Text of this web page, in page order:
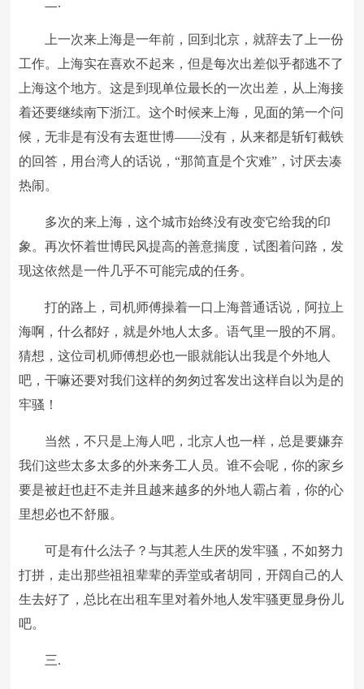
二.
上一次来上海是一年前，回到北京，就辞去了上一份
工作。上海实在喜欢不起来，但是每次出差似乎都逃不了
上海这个地方。这是到现单位最长的一次出差，从上海接
着还要继续南下浙江。这个时候来上海，见面的第一个问
候，无非是有没有去逛世博——没有，从来都是斩钉截铁
的回答，用台湾人的话说，“那简直是个灾难”，讨厌去凑
热闹。
多次的来上海，这个城市始终没有改变它给我的印
象。再次怀着世博民风提高的善意揣度，试图着问路，发
现这依然是一件几乎不可能完成的任务。
打的路上，司机师傅操着一口上海普通话说，阿拉上
海啊，什么都好，就是外地人太多。语气里一股的不屑。
猜想，这位司机师傅想必也一眼就能认出我是个外地人
吧，干嘛还要对我们这样的匆匆过客发出这样自以为是的
牢骚！
当然，不只是上海人吧，北京人也一样，总是要嫌弃
我们这些太多太多的外来务工人员。谁不会呢，你的家乡
要是被赶也赶不走并且越来越多的外地人霸占着，你的心
里想必也不舒服。
可是有什么法子？与其惹人生厌的发牢骚，不如努力
打拼，走出那些祖祖辈辈的弄堂或者胡同，开阔自己的人
生去好了，总比在出租车里对着外地人发牢骚更显身份儿
吧。
三.